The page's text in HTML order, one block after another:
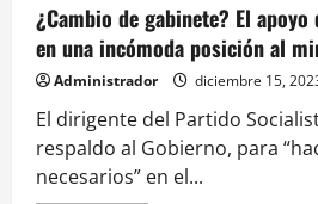
¿Cambio de gabinete? El apoyo
en una incómoda posición al
Administrador diciembre 15,
El dirigente del Partido
respaldo al Gobierno, para
necesarios” en el...